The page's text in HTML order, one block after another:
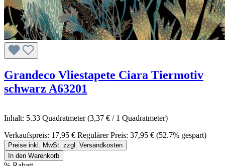
Grandeco Vliestapete Ciara Tiermotiv
schwarz A63201
Inhalt: 5.33 Quadratmeter(3,37 € / 1 Quadratmeter)
Verkaufspreis: 17,95 € Regulärer Preis: 37,95 € (52.7% gespart)
Preise inkl. MwSt. zzgl. Versandkosten
In den Warenkorb